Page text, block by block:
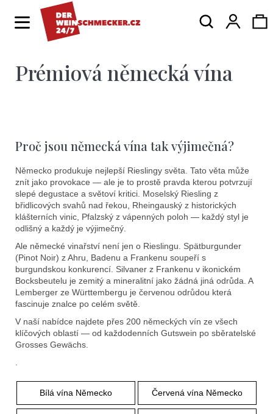
Hledat
Prémiová německá vína
Proč jsou německá vína tak výjimečná?
Německo produkuje nejlepší Rieslingy světa. Tato věta může
znít jako provokace — ale je to prostě pravda kterou potvrzují
slepé degustace a světoví kritici. Moselský Riesling z
břidlicových svahů nad řekou, Rheingauský z historických
klášterních vinic, Pfalzský z vápenných poloh — každý styl je
odlišný a každý je výjimečný.
Ale německé vinařství není jen o Rieslingu. Spätburgunder
(Pinot Noir) z Ahru, Badenu a Frankenu soupeří s
burgundskou konkurencí. Silvaner z Frankenu v ikonickém
Bocksbeutelu je zemitý a mineralitní jako žádná jiná odrůda. A
Lemberger ze Württembergu je červenou odrůdou která
fascinuje znalce po celém světě.
V naší nabídce najdete přes 200 německých vín ze všech
klíčových oblastí — od každodenních Gutswein po sběratelské
Grosses Gewächs.
Bílá vína Německo Červená vína Německo
Zpět
Zpět
C
t
ř
e
b
u
j
e
t
e
n
a
j